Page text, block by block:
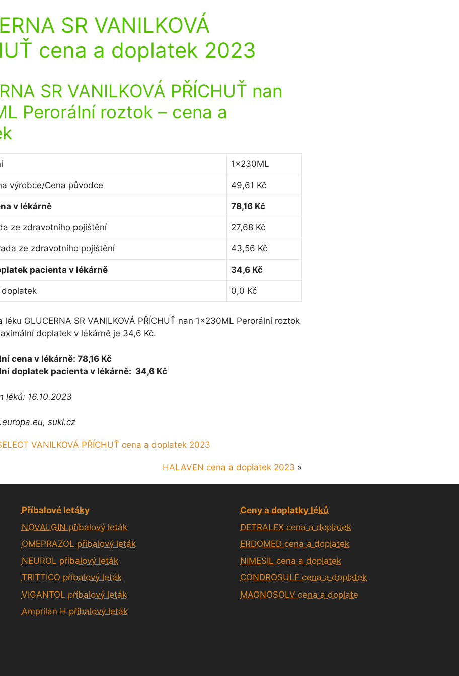
SR VANILKOVÁ
cena a doplatek 2023
SR VANILKOVÁ PŘÍCHUŤ nan
Perorální roztok – cena a
1x230ML
výrobce/Cena původce 49,61 Kč
v lékárně 78,16 Kč
ze zdravotního pojištění 27,68 Kč
ze zdravotního pojištění 43,56 Kč
pacienta v lékárně 34,6 Kč
0,0 Kč
léku GLUCERNA SR VANILKOVÁ PŘÍCHUŤ nan 1x230ML Perorální roztok
doplatek v lékárně je 34,6 Kč.
cena v lékárně: 78,16 Kč
doplatek pacienta v lékárně: 34,6 Kč
léků: 16.10.2023
sukl.cz
VANILKOVÁ PŘÍCHUŤ cena a doplatek 2023
HALAVEN cena a doplatek 2023 »
Příbalové letáky
NOVALGIN příbalový leták
OMEPRAZOL příbalový leták
NEUROL příbalový leták
TRITTICO příbalový leták
VIGANTOL příbalový leták
Amprilan H příbalový leták
Ceny a doplatky léků
DETRALEX cena a doplatek
ERDOMED cena a doplatek
NIMESIL cena a doplatek
CONDROSULF cena a doplatek
MAGNOSOLV cena a doplate